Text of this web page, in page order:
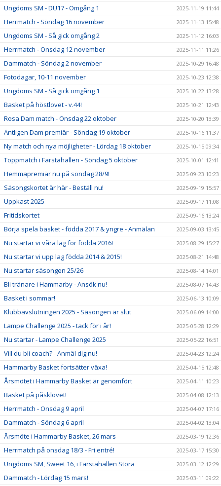
Ungdoms SM - DU17 - Omgång 1 2025-11-19 11:44
Herrmatch - Söndag 16 november 2025-11-13 15:48
Ungdoms SM - Så gick omgång 2 2025-11-12 16:03
Herrmatch - Onsdag 12 november 2025-11-11 11:26
Dammatch - Söndag 2 november 2025-10-29 16:48
Fotodagar, 10-11 november 2025-10-23 12:38
Ungdoms SM - Så gick omgång 1 2025-10-22 13:28
Basket på höstlovet - v.44! 2025-10-21 12:43
Rosa Dam match - Onsdag 22 oktober 2025-10-20 13:39
Äntligen Dam premiär - Söndag 19 oktober 2025-10-16 11:37
Ny match och nya möjligheter - Lördag 18 oktober 2025-10-15 09:34
Toppmatch i Farstahallen - Söndag 5 oktober 2025-10-01 12:41
Hemmapremiär nu på söndag 28/9! 2025-09-23 10:23
Säsongskortet är här - Beställ nu! 2025-09-19 15:57
Uppkast 2025 2025-09-17 11:08
Fritidskortet 2025-09-16 13:24
Börja spela basket - födda 2017 & yngre - Anmälan 2025-09-03 13:45
Nu startar vi våra lag för födda 2016! 2025-08-29 15:27
Nu startar vi upp lag födda 2014 & 2015! 2025-08-21 14:48
Nu startar säsongen 25/26 2025-08-14 14:01
Bli tränare i Hammarby - Ansök nu! 2025-08-07 14:43
Basket i sommar! 2025-06-13 10:09
Klubbavslutningen 2025 - Säsongen är slut 2025-06-09 14:00
Lampe Challenge 2025 - tack för i år! 2025-05-28 12:29
Nu startar - Lampe Challenge 2025 2025-05-22 16:51
Vill du bli coach? - Anmäl dig nu! 2025-04-23 12:24
Hammarby Basket fortsätter växa! 2025-04-15 12:48
Årsmötet i Hammarby Basket är genomfört 2025-04-11 10:23
Basket på påsklovet! 2025-04-08 12:13
Herrmatch - Onsdag 9 april 2025-04-07 17:16
Dammatch - Söndag 6 april 2025-04-02 13:04
Årsmöte i Hammarby Basket, 26 mars 2025-03-19 12:36
Herrmatch på onsdag 18/3 - Fri entré! 2025-03-17 15:30
Ungdoms SM, Sweet 16, i Farstahallen Stora 2025-03-12 12:29
Dammatch - Lördag 15 mars! 2025-03-11 09:22